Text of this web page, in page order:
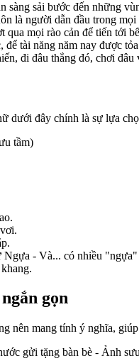
sải bước đến những
là người dẫn đầu trong
mọi rào cản để tiến tới
tài năng năm nay được
đi đâu thắng đó, chơi đâu
dưới đây chính là sự lựa
tầm)
- Và... có nhiều "ngựa"
gọn
nên mang tính ý nghĩa,
gửi tặng bàn bè - Ảnh